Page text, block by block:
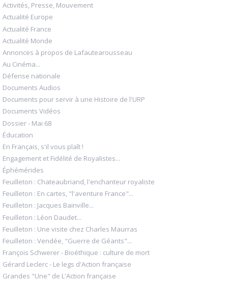
Activités, Presse, Mouvement
Actualité Europe
Actualité France
Actualité Monde
Annonces à propos de Lafautearousseau
Au Cinéma...
Défense nationale
Documents Audios
Documents pour servir à une Histoire de l'URP
Documents Vidéos
Dossier - Mai 68
Éducation
En Français, s'il vous plaît !
Engagement et Fidélité de Royalistes...
Éphémérides
Feuilleton : Chateaubriand, l'enchanteur royaliste
Feuilleton : En cartes, "l'aventure France"...
Feuilleton : Jacques Bainville...
Feuilleton : Léon Daudet...
Feuilleton : Une visite chez Charles Maurras
Feuilleton : Vendée, "Guerre de Géants"...
François Schwerer - Bioéthique : culture de mort
Gérard Leclerc - Le legs d'Action française
Grandes "Une" de L'Action française